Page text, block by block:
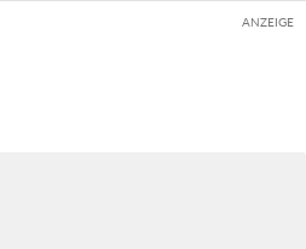
ANZEIGE